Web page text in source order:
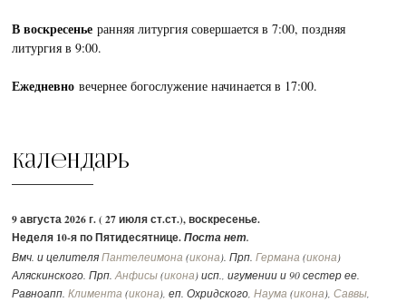
В воскресеньеранняя литургия совершается в 7:00, поздняя
литургия в 9:00.
Ежедневновечернее богослужение начинается в 17:00.
Календарь
9 августа 2026 г. ( 27 июля ст.ст.), воскресенье.
Неделя 10-я по Пятидесятнице.Поста нет.
Вмч. и целителяПантелеимона (икона). Прп.Германа (икона)
Аляскинского. Прп.Анфисы (икона) исп., игумении и 90 сестер ее.
Равноапп.Климента (икона), еп. Охридского,Наума (икона),Саввы,